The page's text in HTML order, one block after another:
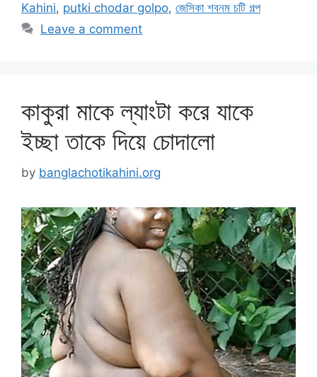
Kahini, putki chodar golpo, জেসিকা শবনম চটি গল্প
Leave a comment
কাকুরা মাকে ল্যাংটা করে যাকে
ইচ্ছা তাকে দিয়ে চোদালো
by banglachotikahini.org